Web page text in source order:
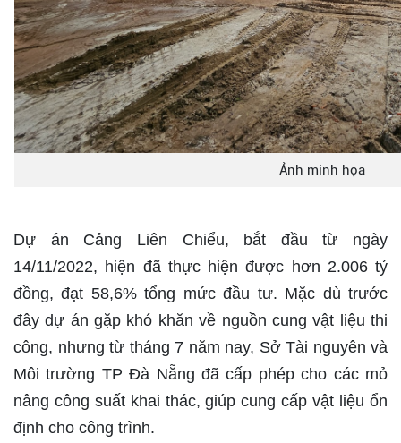
Ảnh minh họa
Dự án Cảng Liên Chiểu, bắt đầu từ ngày
14/11/2022, hiện đã thực hiện được hơn 2.006 tỷ
đồng, đạt 58,6% tổng mức đầu tư. Mặc dù trước
đây dự án gặp khó khăn về nguồn cung vật liệu thi
công, nhưng từ tháng 7 năm nay, Sở Tài nguyên và
Môi trường TP Đà Nẵng đã cấp phép cho các mỏ
nâng công suất khai thác, giúp cung cấp vật liệu ổn
định cho công trình.